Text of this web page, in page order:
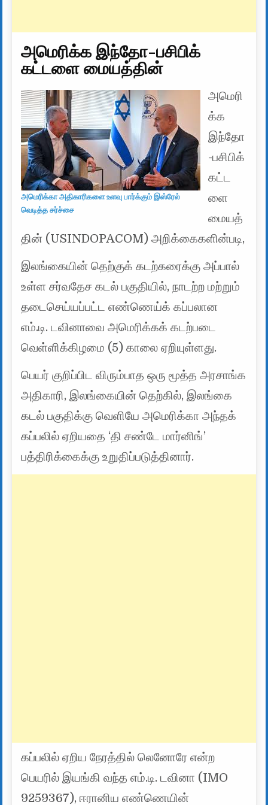
அமெரிக்க இந்தோ-பசிபிக்
கட்டளை மையத்தின்
அமெரிக்கா அதிகாரிகளை உளவு பார்க்கும் இஸ்ரேல்
வெடித்த சர்ச்சை
அமெரி
க்க
இந்தோ
-பசிபிக்
கட்ட
ளை
மையத்
தின் (USINDOPACOM) அறிக்கைகளின்படி,
இலங்கையின் தெற்குக் கடற்கரைக்கு அப்பால்
உள்ள சர்வதேச கடல் பகுதியில், நாடற்ற மற்றும்
தடைசெய்யப்பட்ட எண்ணெய்க் கப்பலான
எம்.டி. டவினாவை அமெரிக்கக் கடற்படை
வெள்ளிக்கிழமை (5) காலை ஏறியுள்ளது.
பெயர் குறிப்பிட விரும்பாத ஒரு மூத்த அரசாங்க
அதிகாரி, இலங்கையின் தெற்கில், இலங்கை
கடல் பகுதிக்கு வெளியே அமெரிக்கா அந்தக்
கப்பலில் ஏறியதை ‘தி சண்டே மார்னிங்’
பத்திரிக்கைக்கு உறுதிப்படுத்தினார்.
கப்பலில் ஏறிய நேரத்தில் லெனோரே என்ற
பெயரில் இயங்கி வந்த எம்.டி. டவினா (IMO
9259367), ஈரானிய எண்ணெயின்